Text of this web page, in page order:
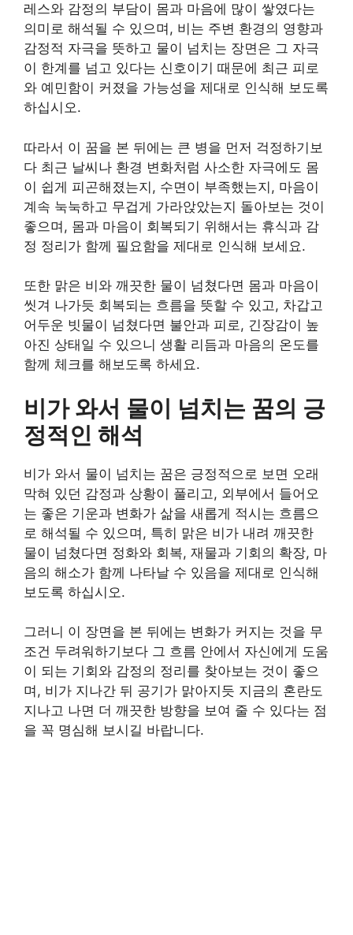
레스와 감정의 부담이 몸과 마음에 많이 쌓였다는
의미로 해석될 수 있으며, 비는 주변 환경의 영향과
감정적 자극을 뜻하고 물이 넘치는 장면은 그 자극
이 한계를 넘고 있다는 신호이기 때문에 최근 피로
와 예민함이 커졌을 가능성을 제대로 인식해 보도록
하십시오.
따라서 이 꿈을 본 뒤에는 큰 병을 먼저 걱정하기보
다 최근 날씨나 환경 변화처럼 사소한 자극에도 몸
이 쉽게 피곤해졌는지, 수면이 부족했는지, 마음이
계속 눅눅하고 무겁게 가라앉았는지 돌아보는 것이
좋으며, 몸과 마음이 회복되기 위해서는 휴식과 감
정 정리가 함께 필요함을 제대로 인식해 보세요.
또한 맑은 비와 깨끗한 물이 넘쳤다면 몸과 마음이
씻겨 나가듯 회복되는 흐름을 뜻할 수 있고, 차갑고
어두운 빗물이 넘쳤다면 불안과 피로, 긴장감이 높
아진 상태일 수 있으니 생활 리듬과 마음의 온도를
함께 체크를 해보도록 하세요.
비가 와서 물이 넘치는 꿈의 긍
정적인 해석
비가 와서 물이 넘치는 꿈은 긍정적으로 보면 오래
막혀 있던 감정과 상황이 풀리고, 외부에서 들어오
는 좋은 기운과 변화가 삶을 새롭게 적시는 흐름으
로 해석될 수 있으며, 특히 맑은 비가 내려 깨끗한
물이 넘쳤다면 정화와 회복, 재물과 기회의 확장, 마
음의 해소가 함께 나타날 수 있음을 제대로 인식해
보도록 하십시오.
그러니 이 장면을 본 뒤에는 변화가 커지는 것을 무
조건 두려워하기보다 그 흐름 안에서 자신에게 도움
이 되는 기회와 감정의 정리를 찾아보는 것이 좋으
며, 비가 지나간 뒤 공기가 맑아지듯 지금의 혼란도
지나고 나면 더 깨끗한 방향을 보여 줄 수 있다는 점
을 꼭 명심해 보시길 바랍니다.